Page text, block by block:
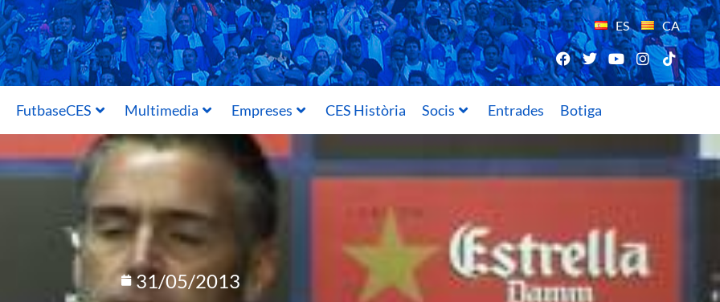
ES CA
FutbaseCES Multimedia Empreses CES Història Socis Entrades Botiga
31/05/2013